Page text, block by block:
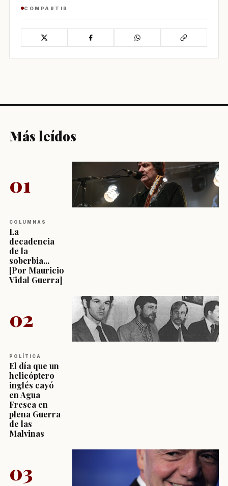
COMPARTIR
Más leídos
01
COLUMNAS
La
decadencia
de la
soberbia...
[Por Mauricio
Vidal Guerra]
02
POLÍTICA
El día que un
helicóptero
inglés cayó
en Agua
Fresca en
plena Guerra
de las
Malvinas
03